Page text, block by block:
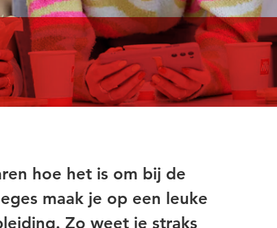
hoe het is om bij de
maak je op een leuke
Zo weet je straks